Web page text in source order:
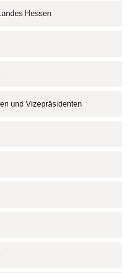
Hessen
und Vizepräsidenten